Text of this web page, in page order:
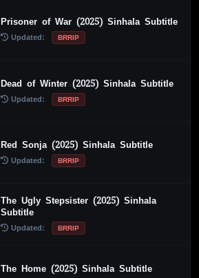
Prisoner of War (2025) Sinhala Subtitle
Updated: BRRIP
Dead of Winter (2025) Sinhala Subtitle
Updated: BRRIP
Red Sonja (2025) Sinhala Subtitle
Updated: BRRIP
The Ugly Stepsister (2025) Sinhala
Subtitle
Updated: BRRIP
The Home (2025) Sinhala Subtitle